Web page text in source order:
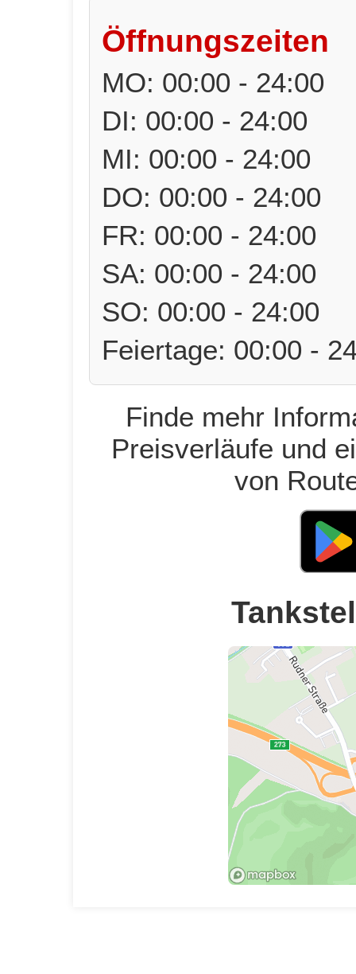
Öffnungszeiten
MO: 00:00 - 24:00
DI: 00:00 - 24:00
MI: 00:00 - 24:00
DO: 00:00 - 24:00
FR: 00:00 - 24:00
SA: 00:00 - 24:00
SO: 00:00 - 24:00
Feiertage: 00:00 -
Finde mehr
Preisverläufe und
von